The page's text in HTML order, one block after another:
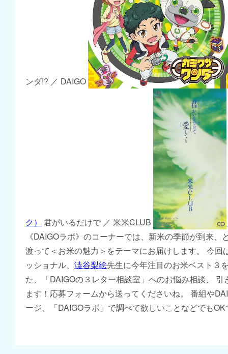
ンダ!? ／ DAIGO
ク） 君がいるだけで ／ 米米CLUB
《DAIGOラボ》のコーナーでは、新米の季節が到来、
渡って＜お米の魅力＞をテーマにお届けします。 今回
ッショナル、 澁谷梨絵先生に今年注目のお米ベスト３
た、「DAIGOの３レター相談室」へのお悩み相談、 引
ます！応募フォームから送ってくださいね。 番組や
ージ、「DAIGOラボ」で調べて欲しいことなどでも